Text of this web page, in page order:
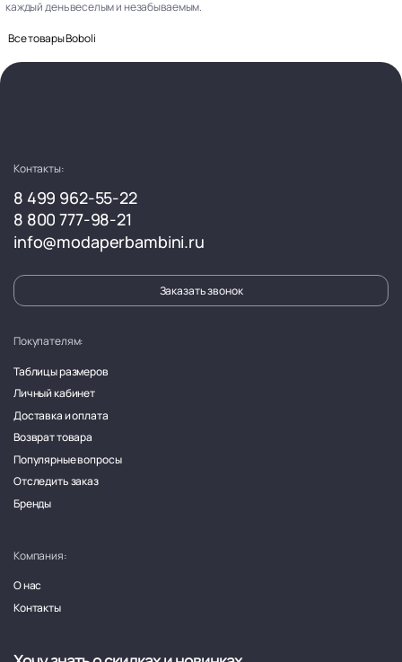
каждый день веселым и незабываемым.
Все товары Boboli
Контакты:
8 499 962-55-22
8 800 777-98-21
info@modaperbambini.ru
Заказать звонок
Покупателям:
Таблицы размеров
Личный кабинет
Доставка и оплата
Возврат товара
Популярные вопросы
Отследить заказ
Бренды
Компания:
О нас
Контакты